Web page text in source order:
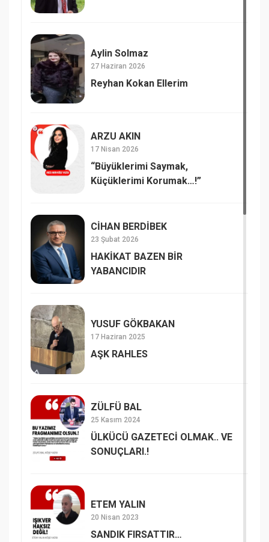
Aylin Solmaz
27 Haziran 2026
Reyhan Kokan Ellerim
ARZU AKIN
17 Nisan 2026
“Büyüklerimi Saymak,
Küçüklerimi Korumak…!”
CİHAN BERDİBEK
23 Şubat 2026
HAKİKAT BAZEN BİR
YABANCIDIR
YUSUF GÖKBAKAN
17 Haziran 2025
AŞK RAHLES
ZÜLFÜ BAL
25 Kasım 2024
ÜLKÜCÜ GAZETECİ OLMAK.. VE
SONUÇLARI.!
ETEM YALIN
20 Nisan 2023
SANDIK FIRSATTIR…